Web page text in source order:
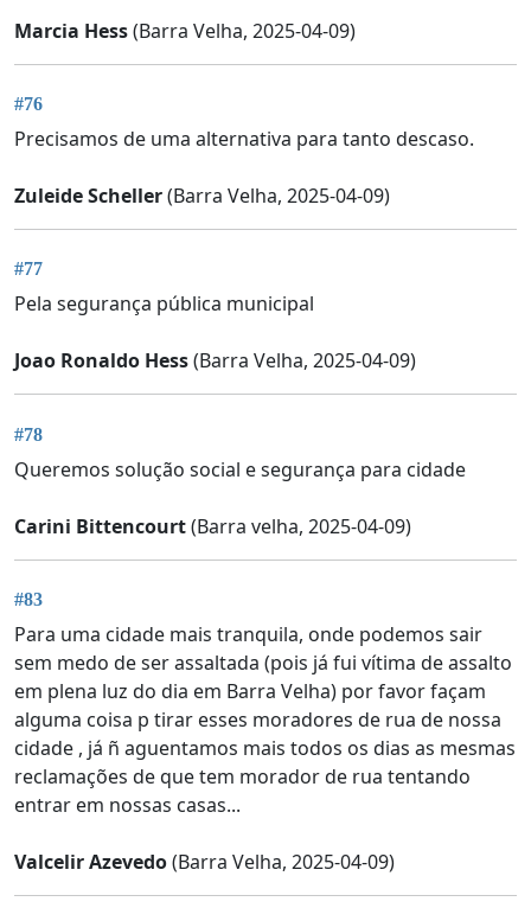
Marcia Hess(Barra Velha, 2025-04-09)
#76
Precisamos de uma alternativa para tanto descaso.
Zuleide Scheller(Barra Velha, 2025-04-09)
#77
Pela segurança pública municipal
Joao Ronaldo Hess(Barra Velha, 2025-04-09)
#78
Queremos solução social e segurança para cidade
Carini Bittencourt(Barra velha, 2025-04-09)
#83
Para uma cidade mais tranquila, onde podemos sair
sem medo de ser assaltada (pois já fui vítima de assalto
em plena luz do dia em Barra Velha) por favor façam
alguma coisa p tirar esses moradores de rua de nossa
cidade , já ñ aguentamos mais todos os dias as mesmas
reclamações de que tem morador de rua tentando
entrar em nossas casas...
Valcelir Azevedo(Barra Velha, 2025-04-09)